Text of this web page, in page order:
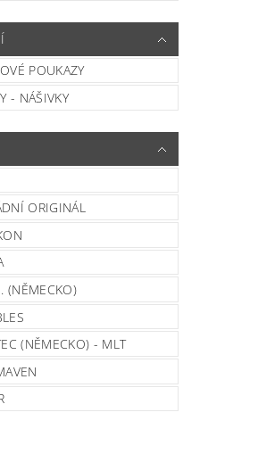
POUKAZY
- NÁŠIVKY
ORIGINÁL
(NĚMECKO)
(NĚMECKO) - MLT